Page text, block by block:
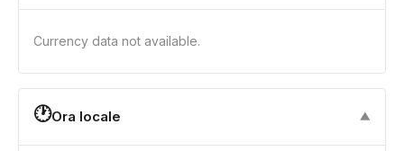
Currency data not available.
🕐Ora locale ▼